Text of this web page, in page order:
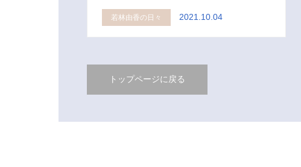
若林由香の日々 2021.10.04
トップページに戻る